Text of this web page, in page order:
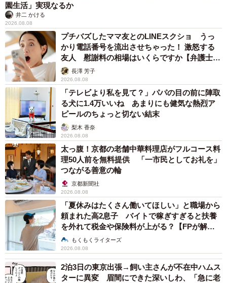
園生活」実現なるか
井二 かける
2026.08.08
プチバズしたママ友とのLINEスクショ うっ
かり電話番号を流出させちゃった！ 激怒する
友人 慰謝料の相場はいくらですか【弁護士が
解説】長澤 芳子
2026.08.08
「テレビより私を見て？」パパの目の前に陣取
る犬に1.4万いいね あまりにも健気な熱烈ア
ピールのちょっと切ない結末
梨木 香奈
2026.08.08
太っ腹！京都の老舗中華料理店がフルコース料
理50人前を無料提供 「一市民としてお礼を」
つながる善意の輪
京都新聞社
2026.08.08
「夏休みはたくさん働いてほしい」と職場から
頼まれた高2息子 バイトで稼ぎすぎると扶養
を外れて税金や保険料が上がる？【FPが解
説】もくもくライターズ
2026.08.08
2泊3日の東京出張→飼い主さんが不在中ハムス
ターに異変 眉間にできた深いしわ、「急に老